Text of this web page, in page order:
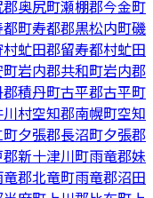
郡奥尻町瀬棚郡今金町
町寿都郡黒松内町磯
虻田郡留寿都村虻田
岩内郡共和町岩内郡
積丹町古平郡古平町
村空知郡南幌町空知
夕張郡長沼町夕張郡
新十津川町雨竜郡妹
竜郡北竜町雨竜郡沼田